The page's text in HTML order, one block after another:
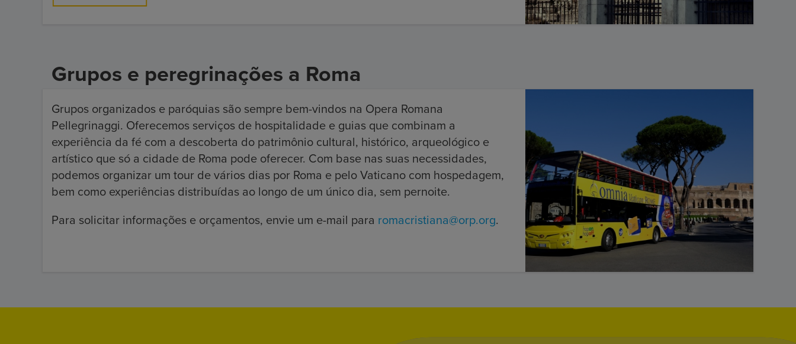
Grupos e peregrinações a Roma
Grupos organizados e paróquias são sempre bem-vindos na Opera Romana
Pellegrinaggi. Oferecemos serviços de hospitalidade e guias que combinam a
experiência da fé com a descoberta do patrimônio cultural, histórico, arqueológico e
artístico que só a cidade de Roma pode oferecer. Com base nas suas necessidades,
podemos organizar um tour de vários dias por Roma e pelo Vaticano com hospedagem,
bem como experiências distribuídas ao longo de um único dia, sem pernoite.
Para solicitar informações e orçamentos, envie um e-mail para romacristiana@orp.org.